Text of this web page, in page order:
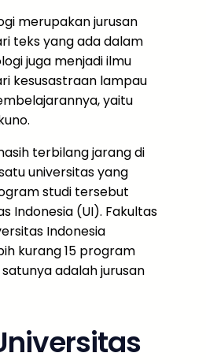
merupakan jurusan
teks yang ada dalam
juga menjadi ilmu
kesusastraan lampau
yaitu
terbilang jarang di
universitas yang
studi tersebut
Indonesia (UI). Fakultas
Indonesia
kurang 15 program
adalah jurusan